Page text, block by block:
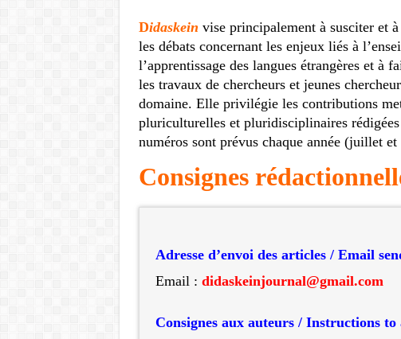
Didaskein vise principalement à susciter et
les débats concernant les enjeux liés à
l’apprentissage des langues étrangères et à
les travaux de chercheurs et jeunes
domaine. Elle privilégie les contributions
pluriculturelles et pluridisciplinaires
numéros sont prévus chaque année (juillet et
Consignes
Adresse d’envoi des articles / Email
Email : didaskeinjournal@gmail.com
Consignes aux auteurs / Instructions to